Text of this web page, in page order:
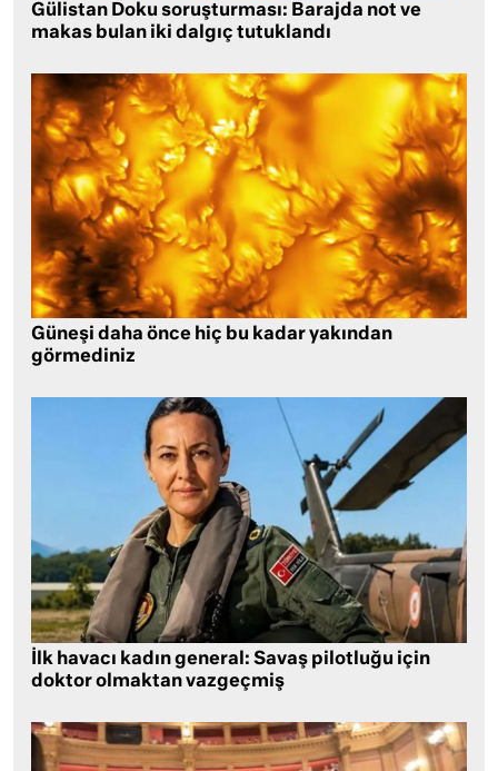
Gülistan Doku soruşturması: Barajda not ve
makas bulan iki dalgıç tutuklandı
Güneşi daha önce hiç bu kadar yakından
görmediniz
İlk havacı kadın general: Savaş pilotluğu için
doktor olmaktan vazgeçmiş